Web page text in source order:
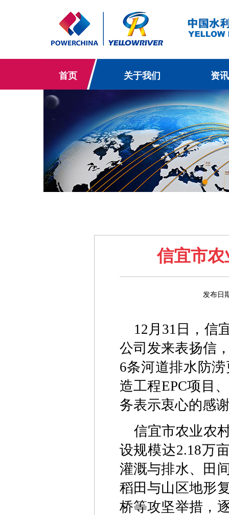
首页 关于我们 资
信宜市
发布日
12月31日，信
公司发来表扬信
6条河道排水防
造工程EPC项目
务表示衷心的感
信宜市农业农
设规模达2.18万
灌溉与排水、田
稻田与山区地形
桥等攻坚举措，